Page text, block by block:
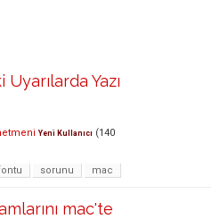
Yazı
Yeni Kullanıcı (140
sorunu mac
mac'te